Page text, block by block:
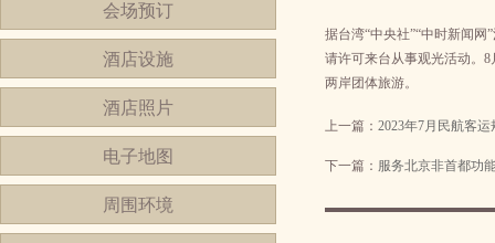
会场预订
酒店设施
酒店照片
电子地图
周围环境
据台湾“中央社”“中时新闻
请许可来台从事观光活动。
两岸团体旅游。
上一篇： 2023年7月民航客
下一篇： 服务北京非首都功